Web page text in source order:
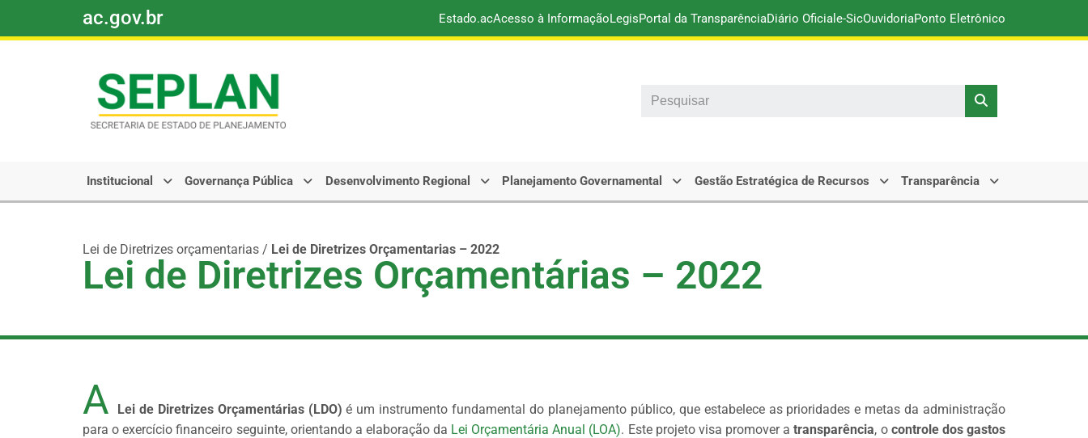
Pular
ac.gov.br Estado.acAcesso à InformaçãoLegisPortal da TransparênciaDiário Oficial e-SicOuvidoriaPonto Eletrônico
Search
Institucional Governança Pública Desenvolvimento Regional Planejamento Governamental Gestão Estratégica de Recursos Transparência
Lei de Diretrizes orçamentarias / Lei de Diretrizes Orçamentarias – 2022
Lei de Diretrizes Orçamentárias – 2022
A Lei de Diretrizes Orçamentárias (LDO) é um instrumento fundamental do planejamento público, que estabelece as prioridades e metas da administração
para o exercício financeiro seguinte, orientando a elaboração da Lei Orçamentária Anual (LOA). Este projeto visa promover atransparência, o controle dos gastos